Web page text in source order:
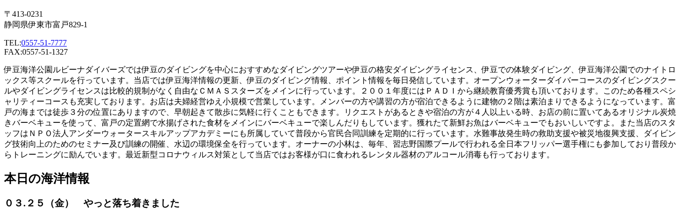
〒413-0231
静岡県伊東市富戸829-1
TEL:0557-51-7777
FAX:0557-51-1327
伊豆海洋公園ルビーナダイバーズでは伊豆のダイビングを中心におすすめなダイビングツアーや伊豆の格安ダイビングライセンス、伊豆での体験ダイビング、伊豆海洋公園でのナイトロ
ックス等スクールを行っています。当店では伊豆海洋情報の更新、伊豆のダイビング情報、ポイント情報を毎日発信しています。オープンウォーターダイバーコースのダイビングスクー
ルやダイビングライセンスは比較的規制がなく自由なＣＭＡＳスターズをメインに行っています。２００１年度にはＰＡＤＩから継続教育優秀賞も頂いております。このため各種スペシ
ャリティーコースも充実しております。お店は夫婦経営ゆえ小規模で営業しています。メンバーの方や講習の方が宿泊できるように建物の２階は素泊まりできるようになっています。富
戸の海までは徒歩３分の位置にありますので、早朝起きて散歩に気軽に行くこともできます。リクエストがあるときや宿泊の方が４人以上いる時、お店の前に置いてあるオリジナル炭焼
きバーベキューを使って、富戸の定置網で水揚げされた食材をメインにバーベキューで楽しんだりもしています。獲れたて新鮮お魚はバーベキューでもおいしいですよ。また当店のスタ
ッフはＮＰＯ法人アンダーウォータースキルアップアカデミーにも所属していて普段から官民合同訓練を定期的に行っています。水難事故発生時の救助支援や被災地復興支援、ダイビン
グ技術向上のためのセミナー及び訓練の開催、水辺の環境保全を行っています。オーナーの小林は、毎年、習志野国際プールで行われる全日本フリッパー選手権にも参加しており普段か
らトレーニングに励んでいます。最近新型コロナウィルス対策として当店ではお客様が口に食われるレンタル器材のアルコール消毒も行っております。
本日の海洋情報
０３.２５（金） やっと落ち着きました